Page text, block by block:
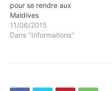
pour se rendre aux
Maldives
11/06/2015
Dans "Informations"